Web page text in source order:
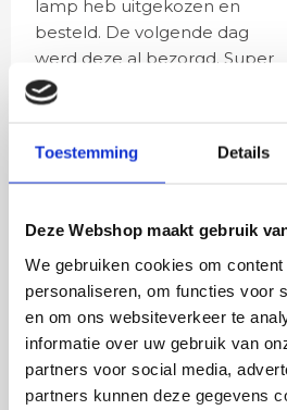
Toestemming Details
Deze Webshop maakt gebruik
We gebruiken cookies om
personaliseren, om functies voor
en om ons websiteverkeer te
informatie over uw gebruik van
partners voor social media,
partners kunnen deze gegevens
lamp heb uitgekozen en
besteld. De volgende dag
werd deze al bezorgd. Super
netjes en veilig verpakt.
LICHTBRONNEN
LED lamp 6 watt opaal
E27